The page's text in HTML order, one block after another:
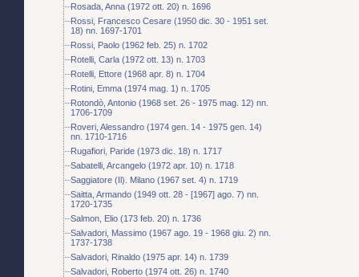
Rosada, Anna (1972 ott. 20) n. 1696
Rossi, Francesco Cesare (1950 dic. 30 - 1951 set.
18) nn. 1697-1701
Rossi, Paolo (1962 feb. 25) n. 1702
Rotelli, Carla (1972 ott. 13) n. 1703
Rotelli, Ettore (1968 apr. 8) n. 1704
Rotini, Emma (1974 mag. 1) n. 1705
Rotondò, Antonio (1968 set. 26 - 1975 mag. 12) nn.
1706-1709
Roveri, Alessandro (1974 gen. 14 - 1975 gen. 14)
nn. 1710-1716
Rugafiori, Paride (1973 dic. 18) n. 1717
Sabatelli, Arcangelo (1972 apr. 10) n. 1718
Saggiatore (Il). Milano (1967 set. 4) n. 1719
Saitta, Armando (1949 ott. 28 - [1967] ago. 7) nn.
1720-1735
Salmon, Elio (173 feb. 20) n. 1736
Salvadori, Massimo (1967 ago. 19 - 1968 giu. 2) nn.
1737-1738
Salvadori, Rinaldo (1975 apr. 14) n. 1739
Salvadori, Roberto (1974 ott. 26) n. 1740